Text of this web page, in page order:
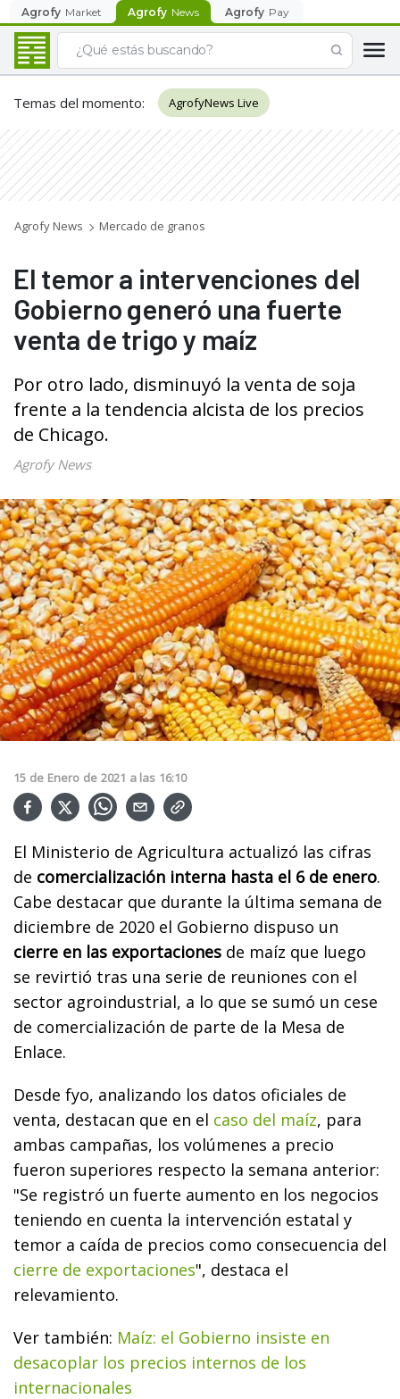
Agrofy Market Agrofy News Agrofy Pay
Temas del momento: AgrofyNews Live
Agrofy News Mercado de granos
El temor a intervenciones del
Gobierno generó una fuerte
venta de trigo y maíz
Por otro lado, disminuyó la venta de soja
frente a la tendencia alcista de los precios
de Chicago.
Agrofy News
15 de Enero de 2021 a las 16:10
El Ministerio de Agricultura actualizó las cifras
de comercialización interna hasta el 6 de enero.
Cabe destacar que durante la última semana de
diciembre de 2020 el Gobierno dispuso un
cierre en las exportaciones de maíz que luego
se revirtió tras una serie de reuniones con el
sector agroindustrial, a lo que se sumó un cese
de comercialización de parte de la Mesa de
Enlace.
Desde fyo, analizando los datos oficiales de
venta, destacan que en el caso del maíz, para
ambas campañas, los volúmenes a precio
fueron superiores respecto la semana anterior:
"Se registró un fuerte aumento en los negocios
teniendo en cuenta la intervención estatal y
temor a caída de precios como consecuencia del
cierre de exportaciones", destaca el
relevamiento.
Ver también: Maíz: el Gobierno insiste en
desacoplar los precios internos de los
internacionales